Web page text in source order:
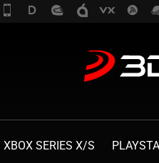
XBOX SERIES X/S